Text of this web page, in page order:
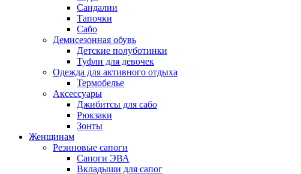
Сандалии
Тапочки
Сабо
Демисезонная обувь
Детские полуботинки
Туфли для девочек
Одежда для активного отдыха
Термобелье
Аксессуары
Джибитсы для сабо
Рюкзаки
Зонты
Женщинам
Резиновые сапоги
Cапоги ЭВА
Вкладыши для сапог